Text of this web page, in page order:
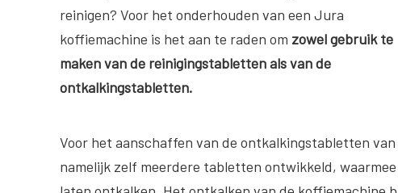
reinigen? Voor het onderhouden van een Jura
koffiemachine is het aan te raden om zowel gebruik te
maken van de reinigingstabletten als van de
ontkalkingstabletten.
Voor het aanschaffen van de ontkalkingstabletten
namelijk zelf meerdere tabletten ontwikkeld,